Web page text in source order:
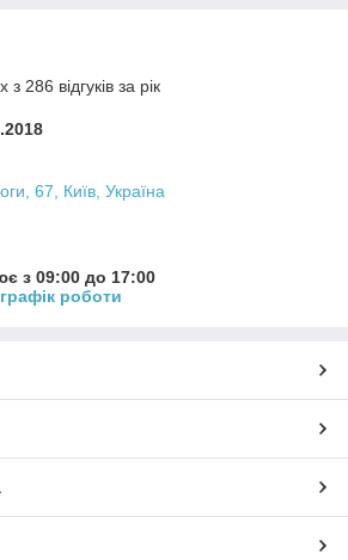
286 відгуків за рік
67, Київ, Україна
з 09:00 до 17:00
роботи